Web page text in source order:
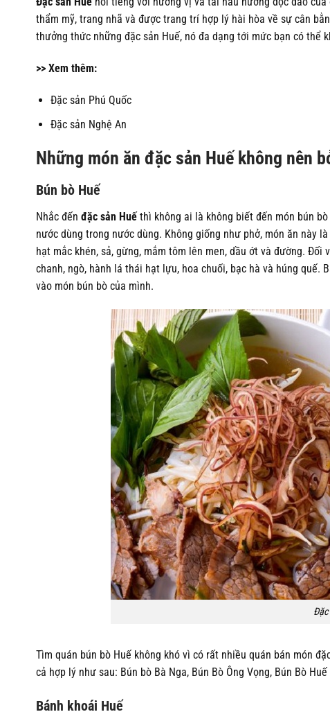
thẩm mỹ, trang nhã và được trang trí hợp lý hài hòa về sự cân
thưởng thức những đặc sản Huế, nó đa dạng tới mức bạn có thể
>> Xem thêm:
Đặc sản Phú Quốc
Đặc sản Nghệ An
Những món ăn đặc sản Huế không nên
Bún bò Huế
Nhắc đến đặc sản Huế thì không ai là không biết đến món bún
nước dùng trong nước dùng. Không giống như phở, món ăn này
hạt mắc khén, sả, gừng, mắm tôm lên men, dầu ớt và đường.
chanh, ngò, hành lá thái hạt lựu, hoa chuối, bạc hà và húng
vào món bún bò của mình.
Tìm quán bún bò Huế không khó vì có rất nhiều quán bán món
cả hợp lý như sau: Bún bò Bà Nga, Bún Bò Ông Vọng, Bún Bò
Bánh khoái Huế